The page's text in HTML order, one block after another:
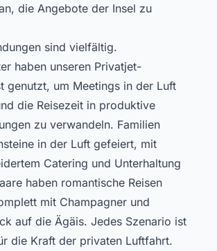
die Angebote der Insel zu
sind vielfältig.
haben unseren Privatjet-
genutzt, um Meetings in der Luft
die Reisezeit in produktive
zu verwandeln. Familien
in der Luft gefeiert, mit
Catering und Unterhaltung
haben romantische Reisen
mit Champagner und
auf die Ägäis. Jedes Szenario ist
die Kraft der privaten Luftfahrt.